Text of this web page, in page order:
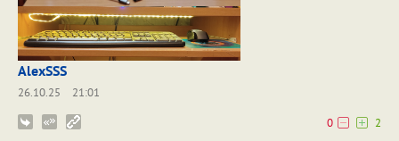
AlexSSS
26.10.25
21:01
0
2